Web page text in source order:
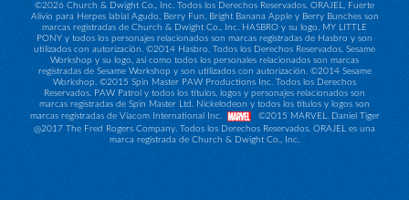
©2026 Church & Dwight Co., Inc. Todos los Derechos Reservados. ORAJEL, Fuerte
Alivio para Herpes labial Agudo, Berry Fun, Bright Banana Apple y Berry Bunches son
marcas registradas de Church & Dwight Co., Inc. HASBRO y su logo, MY LITTLE
PONY y todos los personajes relacionados son marcas registradas de Hasbro y son
utilizados con autorización. ©2014 Hasbro. Todos los Derechos Reservados. Sesame
Workshop y su logo, así como todos los personales relacionados son marcas
registradas de Sesame Workshop y son utilizados con autorización. ©2014 Sesame
Workshop. ©2015 Spin Master PAW Productions Inc. Todos los Derechos
Reservados. PAW Patrol y todos los títulos, logos y personajes relacionados son
marcas registradas de Spin Master Ltd. Nickelodeon y todos los títulos y logos son
marcas registradas de Viacom International Inc.
©2015 MARVEL. Daniel Tiger
@2017 The Fred Rogers Company. Todos los Derechos Reservados. ORAJEL es una
marca registrada de Church & Dwight Co., Inc.